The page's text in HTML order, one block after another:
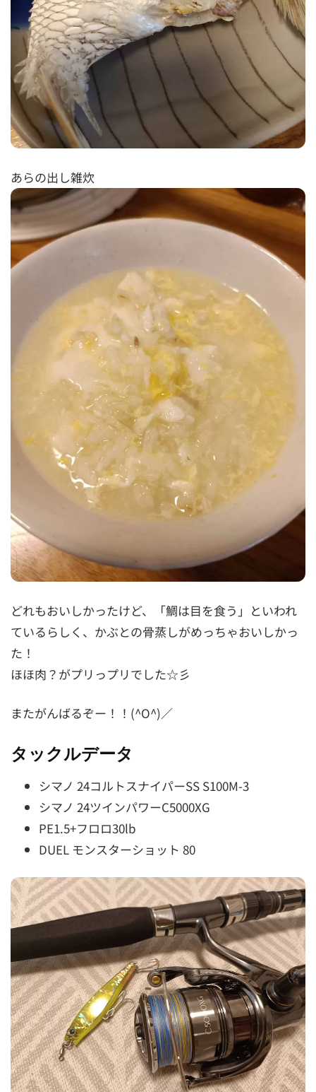
あらの出し雑炊
どれもおいしかったけど、「鯛は目を食う」といわれ
ているらしく、かぶとの骨蒸しがめっちゃおいしかっ
た！
ほほ肉？がプリっプリでした☆彡
またがんばるぞー！！(^O^)／
タックルデータ
シマノ 24コルトスナイパーSS S100M-3
シマノ 24ツインパワーC5000XG
PE1.5+フロロ30lb
DUEL モンスターショット 80